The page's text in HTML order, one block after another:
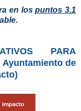
en lospuntos 3.1
PARA
Ayuntamiento de